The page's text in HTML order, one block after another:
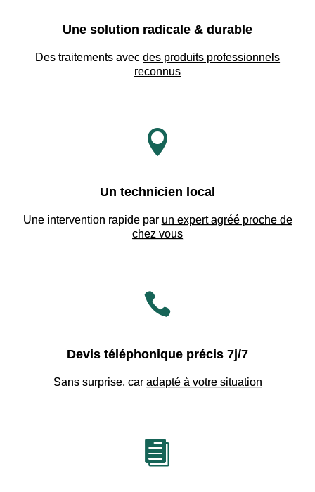
Une solution radicale & durable
Des traitements avec des produits professionnels
reconnus

Un technicien local
Une intervention rapide par un expert agréé proche de
chez vous

Devis téléphonique précis 7j/7
Sans surprise, car adapté à votre situation
